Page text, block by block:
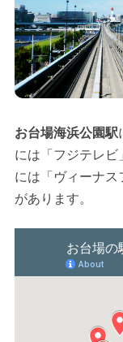
お台場海浜公園駅
には「フジテレビ
には「ヴィーナス
があります。